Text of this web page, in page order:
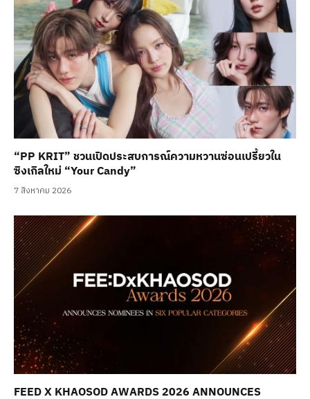
“PP KRIT” ชวนเปิดประสบการณ์ความหวานซ่อนเปรี้ยวใน
ซิงเกิลใหม่ “Your Candy”
7 สิงหาคม 2026
FEED X KHAOSOD AWARDS 2026 ANNOUNCES